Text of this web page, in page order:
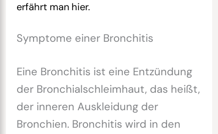
erfährt man hier.
Symptome einer Bronchitis
Eine Bronchitis ist eine Entzündung
der Bronchialschleimhaut, das heißt,
der inneren Auskleidung der
Bronchien. Bronchitis wird in den